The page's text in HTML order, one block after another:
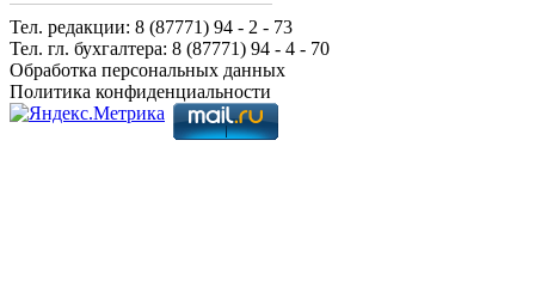
Тел. редакции: 8 (87771) 94 - 2 - 73
Тел. гл. бухгалтера: 8 (87771) 94 - 4 - 70
Обработка персональных данных
Политика конфиденциальности